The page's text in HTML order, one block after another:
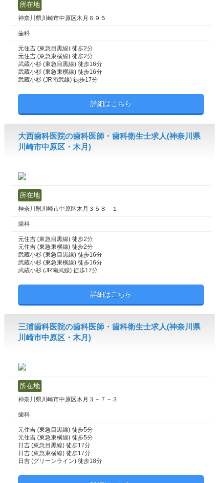
所在地
神奈川県川崎市中原区木月６９５
歯科
元住吉 (東急目黒線) 徒歩2分
元住吉 (東急東横線) 徒歩2分
武蔵小杉 (東急目黒線) 徒歩16分
武蔵小杉 (東急東横線) 徒歩16分
武蔵小杉 (JR南武線) 徒歩17分
詳細はこちら
大西歯科医院の歯科医師・歯科衛生士求人(神奈川県
川崎市中原区・木月)
所在地
神奈川県川崎市中原区木月３５８－１
歯科
元住吉 (東急目黒線) 徒歩2分
元住吉 (東急東横線) 徒歩2分
武蔵小杉 (東急目黒線) 徒歩16分
武蔵小杉 (東急東横線) 徒歩16分
武蔵小杉 (JR南武線) 徒歩17分
詳細はこちら
三浦歯科医院の歯科医師・歯科衛生士求人(神奈川県
川崎市中原区・木月)
所在地
神奈川県川崎市中原区木月３－７－３
歯科
元住吉 (東急目黒線) 徒歩5分
元住吉 (東急東横線) 徒歩5分
日吉 (東急目黒線) 徒歩17分
日吉 (東急東横線) 徒歩17分
日吉 (グリーンライン) 徒歩18分